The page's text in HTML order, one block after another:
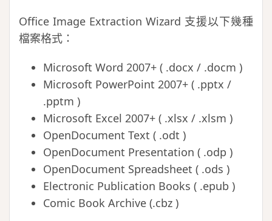
Office Image Extraction Wizard 支援以下幾種
檔案格式：
Microsoft Word 2007+ ( .docx / .docm )
Microsoft PowerPoint 2007+ ( .pptx /
.pptm )
Microsoft Excel 2007+ ( .xlsx / .xlsm )
OpenDocument Text ( .odt )
OpenDocument Presentation ( .odp )
OpenDocument Spreadsheet ( .ods )
Electronic Publication Books ( .epub )
Comic Book Archive (.cbz )